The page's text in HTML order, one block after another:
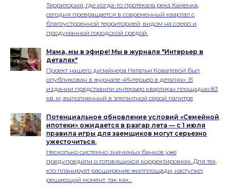
Территория, где когда-то протекала река Каменка,
сегодня превращается в современный квартал с
благоустроенной территорией, видом на озеро и
продуманной городской средой.
Мама, мы в эфире! Мы в журнале "Интерьер в
деталях"
Проект нашего дизайнера Натальи Ковалевой был
опубликован в журнале «Интерьер в деталях». В
издании представили интерьер квартиры площадью 83
кв. м, выполненный в элегантной серой палитре
Потенциальное обновление условий «Семейной
ипотеки» ожидается в разгар лета — с 1 июля
правила игры для заемщиков могут серьезно
ужесточиться.
Несколько системно значимых банков уже
предупредили о готовящихся корректировках. Для тех,
кто планирует расширение жилплощади, наступил
решающий момент, так как...